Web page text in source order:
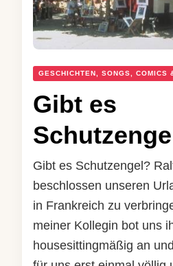
GESCHICHTEN, SONGS, COMICS
Gibt es
Gibt es Schutzengel?
beschlossen unseren
in Frankreich zu
meiner Kollegin bot uns
housesittingmäßig an